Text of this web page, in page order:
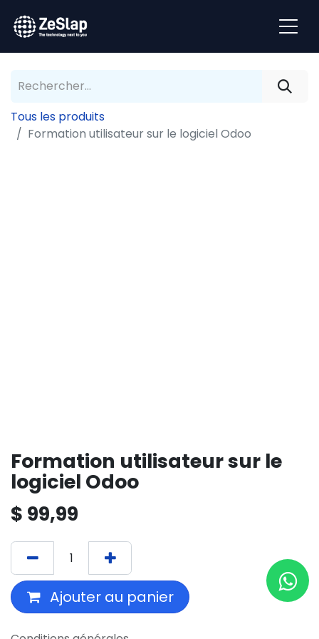
Tous les produits
Formation utilisateur sur le logiciel Odoo
Formation utilisateur sur le
logiciel Odoo
$ 99,99
Ajouter au panier